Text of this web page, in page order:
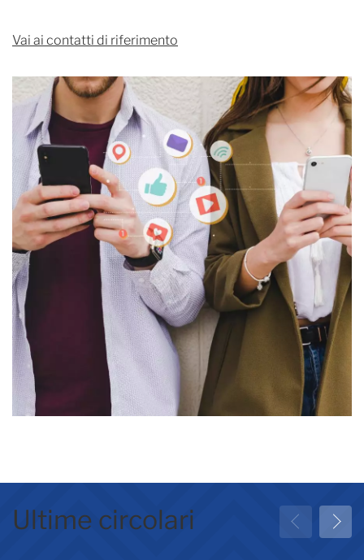
Vai ai contatti di riferimento
Ultime circolari